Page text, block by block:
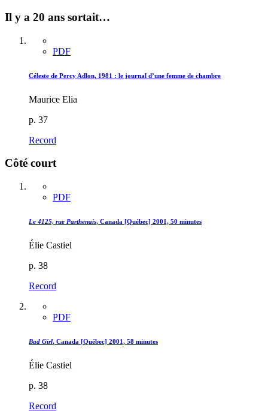
Il y a 20 ans sortait…
PDF
Céleste de Percy Adlon, 1981 : le journal d’une femme de chambre
Maurice Elia
p. 37
Record
Côté court
PDF
Le 4125, rue Parthenais, Canada [Québec] 2001, 50 minutes
Élie Castiel
p. 38
Record
PDF
Bad Girl, Canada [Québec] 2001, 58 minutes
Élie Castiel
p. 38
Record